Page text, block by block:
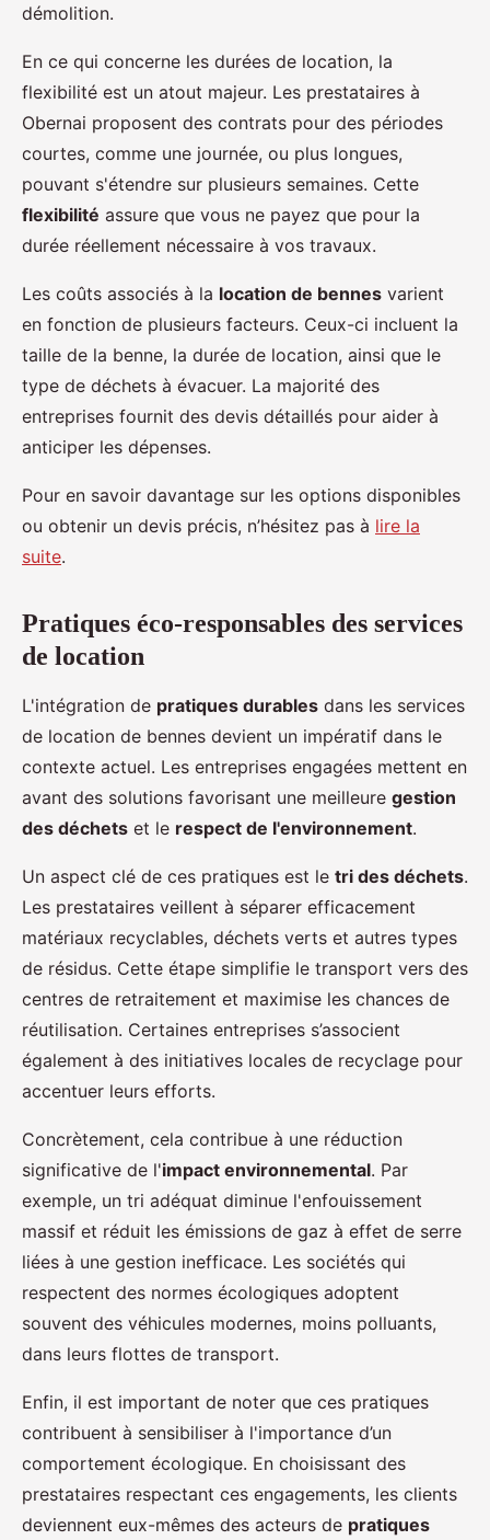
démolition.
En ce qui concerne les durées de location, la
flexibilité est un atout majeur. Les prestataires à
Obernai proposent des contrats pour des périodes
courtes, comme une journée, ou plus longues,
pouvant s'étendre sur plusieurs semaines. Cette
flexibilité assure que vous ne payez que pour la
durée réellement nécessaire à vos travaux.
Les coûts associés à la location de bennes varient
en fonction de plusieurs facteurs. Ceux-ci incluent la
taille de la benne, la durée de location, ainsi que le
type de déchets à évacuer. La majorité des
entreprises fournit des devis détaillés pour aider à
anticiper les dépenses.
Pour en savoir davantage sur les options disponibles
ou obtenir un devis précis, n’hésitez pas à lire la
suite.
Pratiques éco-responsables des services
de location
L'intégration de pratiques durables dans les services
de location de bennes devient un impératif dans le
contexte actuel. Les entreprises engagées mettent en
avant des solutions favorisant une meilleure gestion
des déchets et le respect de l'environnement.
Un aspect clé de ces pratiques est le tri des déchets.
Les prestataires veillent à séparer efficacement
matériaux recyclables, déchets verts et autres types
de résidus. Cette étape simplifie le transport vers des
centres de retraitement et maximise les chances de
réutilisation. Certaines entreprises s’associent
également à des initiatives locales de recyclage pour
accentuer leurs efforts.
Concrètement, cela contribue à une réduction
significative de l'impact environnemental. Par
exemple, un tri adéquat diminue l'enfouissement
massif et réduit les émissions de gaz à effet de serre
liées à une gestion inefficace. Les sociétés qui
respectent des normes écologiques adoptent
souvent des véhicules modernes, moins polluants,
dans leurs flottes de transport.
Enfin, il est important de noter que ces pratiques
contribuent à sensibiliser à l'importance d’un
comportement écologique. En choisissant des
prestataires respectant ces engagements, les clients
deviennent eux-mêmes des acteurs de pratiques